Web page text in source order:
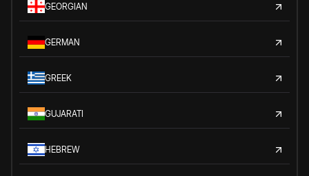
GEORGIAN
GERMAN
GREEK
GUJARATI
HEBREW